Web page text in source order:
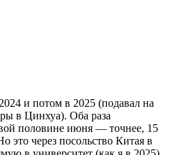
и потом в 2025 (подавал на
в Цинхуа). Оба раза
половине июня — точнее, 15
через посольство Китая в